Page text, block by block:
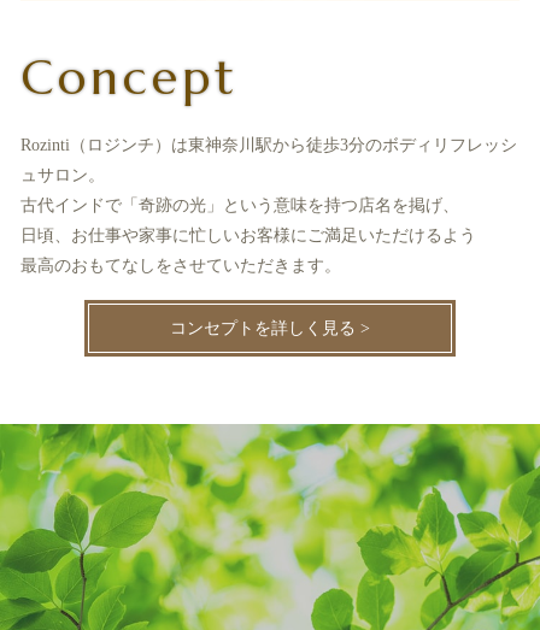
Concept
Rozinti（ロジンチ）は東神奈川駅から徒歩3分のボディリフレッシ
ュサロン。
古代インドで「奇跡の光」という意味を持つ店名を掲げ、
日頃、お仕事や家事に忙しいお客様にご満足いただけるよう
最高のおもてなしをさせていただきます。
コンセプトを詳しく見る >